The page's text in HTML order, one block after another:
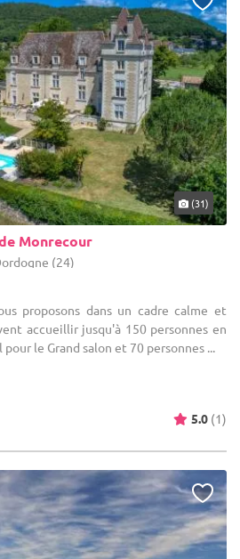
(31)
Monrecour
(24)
proposons dans un cadre calme et
accueillir jusqu'à 150 personnes en
le Grand salon et 70 personnes ...
5.0 (1)